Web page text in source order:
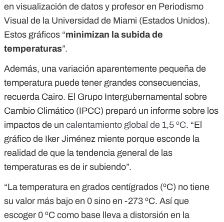
en visualización de datos y profesor en Periodismo
Visual de la Universidad de Miami (Estados Unidos).
Estos gráficos “minimizan la subida de
temperaturas”.
Además, una variación aparentemente pequeña de
temperatura puede tener grandes consecuencias,
recuerda Cairo. El Grupo Intergubernamental sobre
Cambio Climático (IPCC) preparó un informe sobre los
impactos de un calentamiento global de 1,5 ºC. “El
gráfico de Iker Jiménez miente porque esconde la
realidad de que la tendencia general de las
temperaturas es de ir subiendo”.
“La temperatura en grados centígrados (ºC) no tiene
su valor más bajo en 0 sino en -273 ºC. Así que
escoger 0 ºC como base lleva a distorsión en la